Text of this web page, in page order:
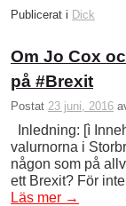
Publicerat i Dick
Om Jo Cox
på #Brexit
Postat 23 juni, 2016
Inledning: [ì
valurnorna i
någon som på
ett Brexit? För
Läs mer →